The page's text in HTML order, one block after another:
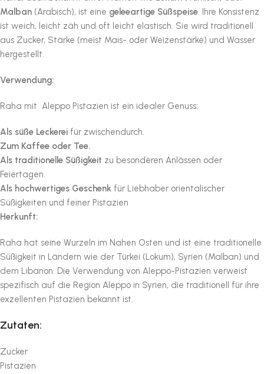
Malban (Arabisch), ist eine geleeartige Süßspeise. Ihre Konsistenz
ist weich, leicht zäh und oft leicht elastisch. Sie wird traditionell
aus Zucker, Stärke (meist Mais- oder Weizenstärke) und Wasser
hergestellt.
Verwendung:
Raha mit Aleppo Pistazien ist ein idealer Genuss:
Als süße Leckerei für zwischendurch.
Zum Kaffee oder Tee.
Als traditionelle Süßigkeit zu besonderen Anlässen oder
Feiertagen.
Als hochwertiges Geschenk für Liebhaber orientalischer
Süßigkeiten und feiner Pistazien
Herkunft:
Raha hat seine Wurzeln im Nahen Osten und ist eine traditionelle
Süßigkeit in Ländern wie der Türkei (Lokum), Syrien (Malban) und
dem Libanon. Die Verwendung von Aleppo-Pistazien verweist
spezifisch auf die Region Aleppo in Syrien, die traditionell für ihre
exzellenten Pistazien bekannt ist.
Zutaten:
Zucker
Pistazien